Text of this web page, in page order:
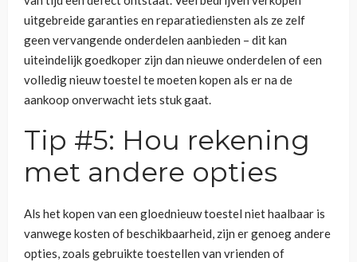
uitgebreide garanties en reparatiediensten als ze zelf
geen vervangende onderdelen aanbieden – dit kan
uiteindelijk goedkoper zijn dan nieuwe onderdelen of een
volledig nieuw toestel te moeten kopen als er na de
aankoop onverwacht iets stuk gaat.
Tip #5: Hou rekening
met andere opties
Als het kopen van een gloednieuw toestel niet haalbaar is
vanwege kosten of beschikbaarheid, zijn er genoeg andere
opties, zoals gebruikte toestellen van vrienden of